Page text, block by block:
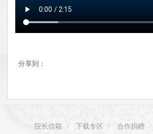
分享到：
院长信箱 / 下载专区 / 合作捐赠 /